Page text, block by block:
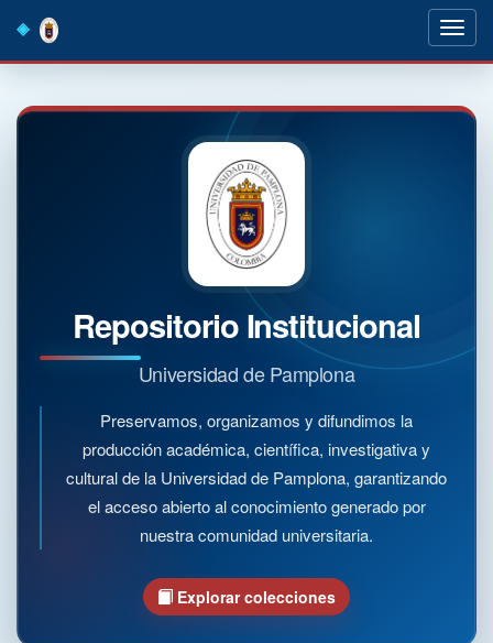
navigation
Repositorio Institucional
Universidad de Pamplona
Preservamos, organizamos y difundimos la
producción académica, científica, investigativa y
cultural de la Universidad de Pamplona, garantizando
el acceso abierto al conocimiento generado por
nuestra comunidad universitaria.
Explorar colecciones